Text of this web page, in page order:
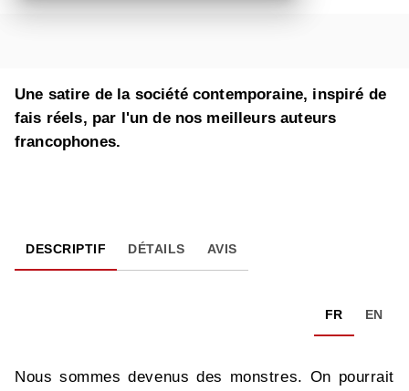
Une satire de la société contemporaine, inspiré de
fais réels, par l'un de nos meilleurs auteurs
francophones.
DESCRIPTIF DÉTAILS AVIS
FR EN
Nous sommes devenus des monstres. On pourrait